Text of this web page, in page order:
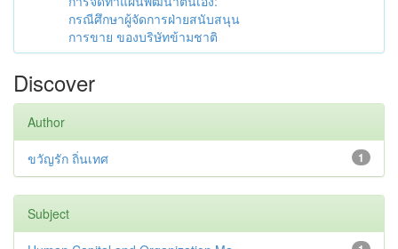
กรณีศึกษาผู้จัดการฝ่ายสนับสนุน
การขาย ของบริษัทข้ามชาติ
Discover
Author
1
ขวัญรัก ถิ่นเทศ
Subject